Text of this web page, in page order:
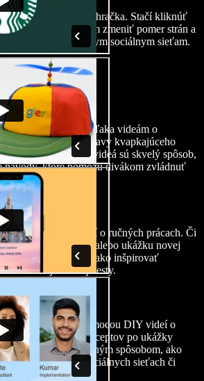
jeho export je hračka. Stačí kliknúť
si pred exportom zmeniť pomer strán a
vyhovoval rôznym sociálnym sieťam.
videá
so svetom vďaka videám o
domácnosti. Od opravy kvapkajúceho
miestnosti – DIY videá sú skvelý spôsob,
návody, ktoré pomôžu divákom zvládnuť
videí o ručných prácach. Či
na výrobu darčeka alebo ukážku novej
spôsobom, ako inšpirovať
do vlastnej tvorivej cesty.
zážitkov pomocou DIY videí o
obľúbených receptov po ukážky
videá sú výborným spôsobom, ako
pre jedlo na sociálnych sieťach či